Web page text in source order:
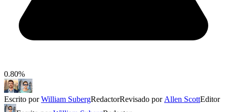
0.80%
Escrito porWilliam SubergRedactorRevisado por Allen ScottEditor